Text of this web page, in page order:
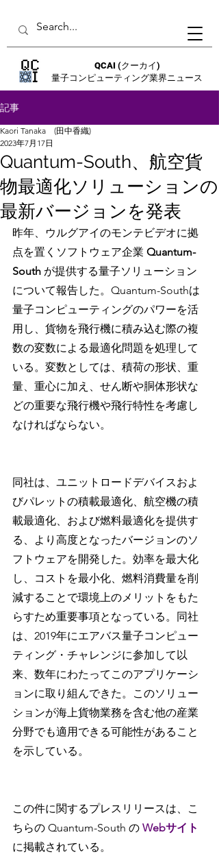
QCAI (クーカイ)
量子コンピューティング業界ニュース
記事
Quantum-South、航空貨
物最適化ソリューションの
最新バージョンを発表
Kaori Tanaka (田中香織)
2023年7月17日
昨年、ウルグアイのモンテビデオに拠
点を置くソフトウェア企業 Quantum-
South が提供する量子ソリューション
について報告した。Quantum-Southは
量子コンピューティングのパワーを活
用し、貨物を飛行機に積み込む際の複
数の変数による最適化問題を処理して
いる。変数としては、積荷の形状、重
量、重心に加え、せん断や胴体形状な
どの重要な飛行機や飛行特性を考慮し
なければならない。
同社は、ユニットロードデバイスおよ
びパレットの積載最適化、航空機の積
載最適化、および燃料最適化を提供す
る、より高度となったバージョンのソ
フトウェアを開発した。効率を最大化
し、コストを最小化、燃料消費量を削
減することで環境上のメリットをもた
らすため重要事項となっている。同社
は、2019年にエアバス量子コンピュー
ティング・チャレンジに参加して以
来、数年にわたってこのアプリケーシ
ョンに取り組んできた。このソリュー
ションが海上貨物業務を含む他の産業
分野でも適用できる可能性があること
を示している。
この件に関するプレスリリースは、こ
ちらの Quantum-South の Webサイト
に掲載されている。